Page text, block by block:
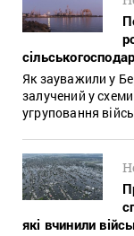
Як зауважили у
залучений у
угруповання
які вчинили